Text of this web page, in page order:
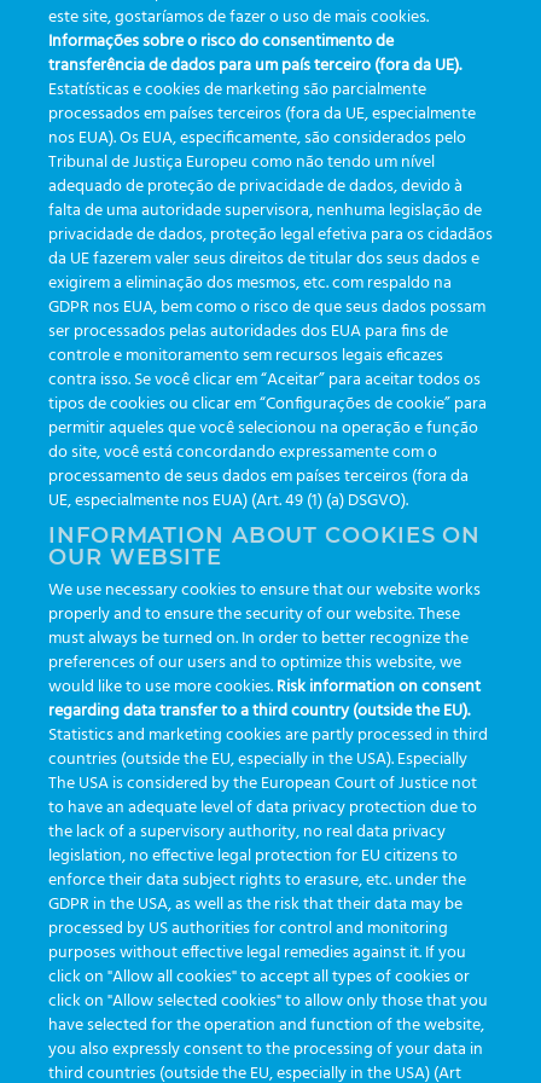
CAÇA AO TESOURO
ARASTREABILIDADEdos insumos é um
importante elemento para a segurança e
qualidade dos processos da fase pré-
analítica.
Agora a rastreabilidade vai te darBRINDES
NestaCAÇA AO TESOURO, utilize os QR
Codes que estão distribuídos em pontos
estratégicos para descobrir onde você pode
encontrar a próxima pista. É só apontar a
câmera do seu celular e abrir a página no
seu navegador de internet.
Desvende o enigma e dirija-se ao local para
encontrar o QR Code para a próxima pista.
este site, gostaríamos de fazer o uso de mais cookies.
Informações sobre o risco do consentimento de
transferência de dados para um país terceiro (fora da UE).
Estatísticas e cookies de marketing são parcialmente
processados em países terceiros (fora da UE, especialmente
nos EUA). Os EUA, especificamente, são considerados pelo
Tribunal de Justiça Europeu como não tendo um nível
adequado de proteção de privacidade de dados, devido à
falta de uma autoridade supervisora, nenhuma legislação de
privacidade de dados, proteção legal efetiva para os cidadãos
da UE fazerem valer seus direitos de titular dos seus dados e
exigirem a eliminação dos mesmos, etc. com respaldo na
GDPR nos EUA, bem como o risco de que seus dados possam
ser processados pelas autoridades dos EUA para fins de
controle e monitoramento sem recursos legais eficazes
contra isso. Se você clicar em “Aceitar” para aceitar todos os
tipos de cookies ou clicar em “Configurações de cookie” para
permitir aqueles que você selecionou na operação e função
do site, você está concordando expressamente com o
processamento de seus dados em países terceiros (fora da
UE, especialmente nos EUA) (Art. 49 (1) (a) DSGVO).
INFORMATION ABOUT COOKIES ON
OUR WEBSITE
We use necessary cookies to ensure that our website works
properly and to ensure the security of our website. These
must always be turned on. In order to better recognize the
preferences of our users and to optimize this website, we
would like to use more cookies.Risk information on consent
regarding data transfer to a third country (outside the EU).
Statistics and marketing cookies are partly processed in third
countries (outside the EU, especially in the USA). Especially
The USA is considered by the European Court of Justice not
to have an adequate level of data privacy protection due to
the lack of a supervisory authority, no real data privacy
legislation, no effective legal protection for EU citizens to
enforce their data subject rights to erasure, etc. under the
GDPR in the USA, as well as the risk that their data may be
processed by US authorities for control and monitoring
purposes without effective legal remedies against it. If you
click on "Allow all cookies" to accept all types of cookies or
click on "Allow selected cookies" to allow only those that you
have selected for the operation and function of the website,
you also expressly consent to the processing of your data in
third countries (outside the EU, especially in the USA) (Art